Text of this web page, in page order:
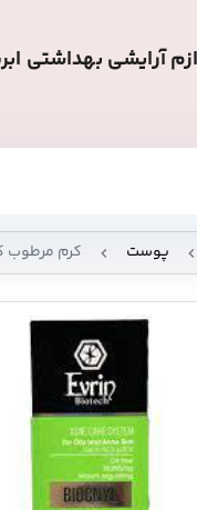
آرایشی بهداشتی
پوست کرم مرطوب